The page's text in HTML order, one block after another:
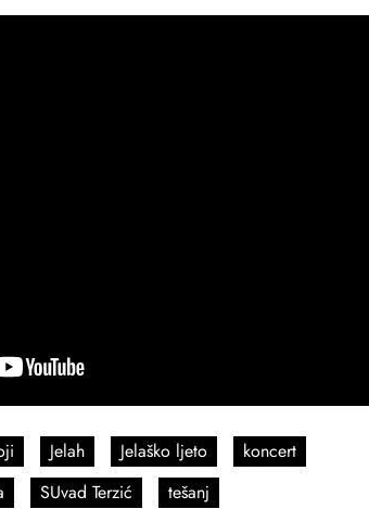
Jelah Jelaško ljeto
koncert
SUvad Terzić tešanj